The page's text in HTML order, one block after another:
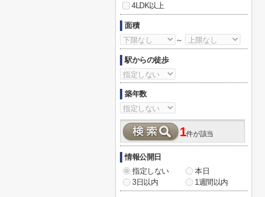
4LDK以上
面積
～
駅からの徒歩
築年数
1件が該当
情報公開日
指定しない
本日
3日以内
1週間以内